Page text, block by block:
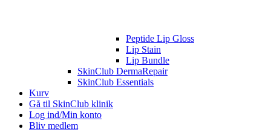
Peptide Lip Gloss
Lip Stain
Lip Bundle
SkinClub DermaRepair
SkinClub Essentials
Kurv
Gå til SkinClub klinik
Log ind/Min konto
Bliv medlem